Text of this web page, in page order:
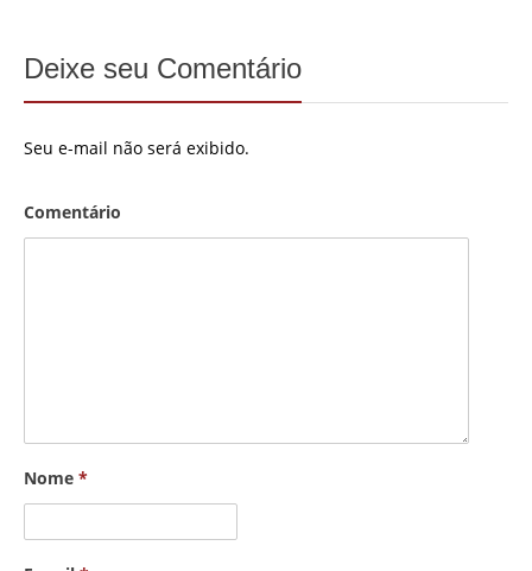
Deixe seu Comentário
Seu e-mail não será exibido.
Comentário
Nome *